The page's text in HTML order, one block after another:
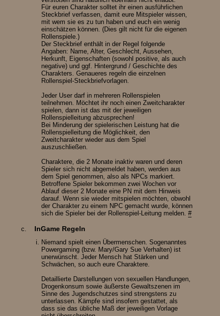
Für euren Charakter solltet ihr einen ausführlichen
Steckbrief verfassen, damit eure Mitspieler wissen,
mit wem sie es zu tun haben und euch ein wenig
einschätzen können. (Dies gilt nicht für die eigenen
Rollenspiele.)
Der Steckbrief enthält in der Regel folgende
Angaben: Name, Alter, Geschlecht, Aussehen,
Herkunft, Eigenschaften (sowohl positive, als auch
negative) und ggf. Hintergrund / Geschichte des
Charakters. Genaueres regeln die einzelnen
Rollenspiel-Steckbriefvorlagen.
Jeder User darf in mehreren Rollenspielen
teilnehmen. Möchtet ihr noch einen Zweitcharakter
spielen, dann ist das mit der jeweiligen
Rollenspielleitung abzusprechen!
Bei Minderung der spielerischen Leistung hat die
Rollenspielleitung die Möglichkeit, den
Zweitcharakter wieder aus dem Spiel
auszuschließen.
Charaktere, die 2 Monate inaktiv waren und deren
Spieler sich nicht abgemeldet haben, werden aus
dem Spiel genommen, also als NPCs markiert.
Betroffene Spieler bekommen zwei Wochen vor
Ablauf dieser 2 Monate eine PN mit dem Hinweis
darauf. Wenn sie wieder mitspielen möchten, obwohl
der Charakter zu einem NPC gemacht wurde, können
sich die Spieler bei der Rollenspiel-Leitung melden.#
InGame Regeln
Niemand spielt einen Übermenschen. Sogenanntes
Powergaming (bzw. Mary/Gary Sue Verhalten) ist
unerwünscht. Jeder Mensch hat Stärken und
Schwächen, so auch eure Charaktere.
Detaillierte Darstellungen von sexuellen Handlungen,
Drogenkonsum sowie äußerste Gewaltszenen im
Sinne des Jugendschutzes sind strengstens zu
unterlassen. Kämpfe sind insofern gestattet, als
dass sie das übliche Maß der jeweiligen Vorlage